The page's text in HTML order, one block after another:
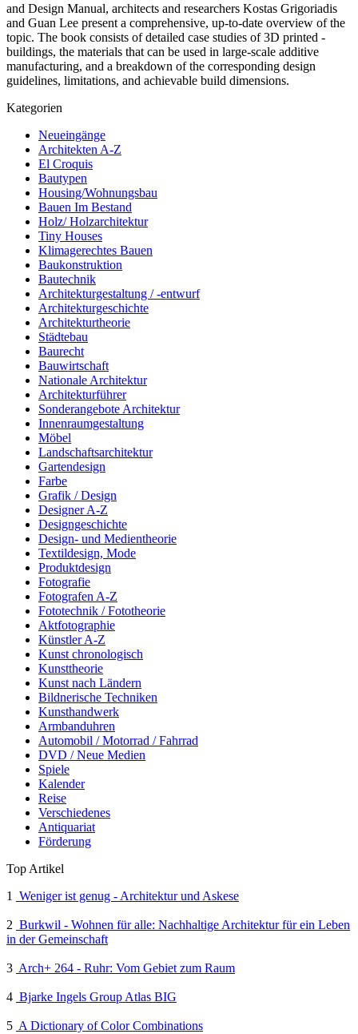
and Design Manual, architects and researchers ­Kostas Grigoriadis
and Guan Lee present a comprehensive, up-to-date overview of the
topic. The book consists of detailed case studies of 3D printed ­
buildings, the materials that can be used in large-scale ­additive
manufacturing, and a breakdown of the ­corresponding design
guidelines, limitations, and achievable build dimensions.
Kategorien
Neueingänge
Architekten A-Z
El Croquis
Bautypen
Housing/Wohnungsbau
Bauen Im Bestand
Holz/ Holzarchitektur
Tiny Houses
Klimagerechtes Bauen
Baukonstruktion
Bautechnik
Architekturgestaltung / -entwurf
Architekturgeschichte
Architekturtheorie
Städtebau
Baurecht
Bauwirtschaft
Nationale Architektur
Architekturführer
Sonderangebote Architektur
Innenraumgestaltung
Möbel
Landschaftsarchitektur
Gartendesign
Farbe
Grafik / Design
Designer A-Z
Designgeschichte
Design- und Medientheorie
Textildesign, Mode
Produktdesign
Fotografie
Fotografen A-Z
Fototechnik / Fototheorie
Aktfotographie
Künstler A-Z
Kunst chronologisch
Kunsttheorie
Kunst nach Ländern
Bildnerische Techniken
Kunsthandwerk
Armbanduhren
Automobil / Motorrad / Fahrrad
DVD / Neue Medien
Spiele
Kalender
Reise
Verschiedenes
Antiquariat
Förderung
Top Artikel
1
Weniger ist genug - Architektur und Askese
2 Burkwil - Wohnen für alle: Nachhaltige Architektur für ein Leben
in der Gemeinschaft
3 Arch+ 264 - Ruhr: Vom Gebiet zum Raum
4 Bjarke Ingels Group Atlas BIG
5 A Dictionary of Color Combinations